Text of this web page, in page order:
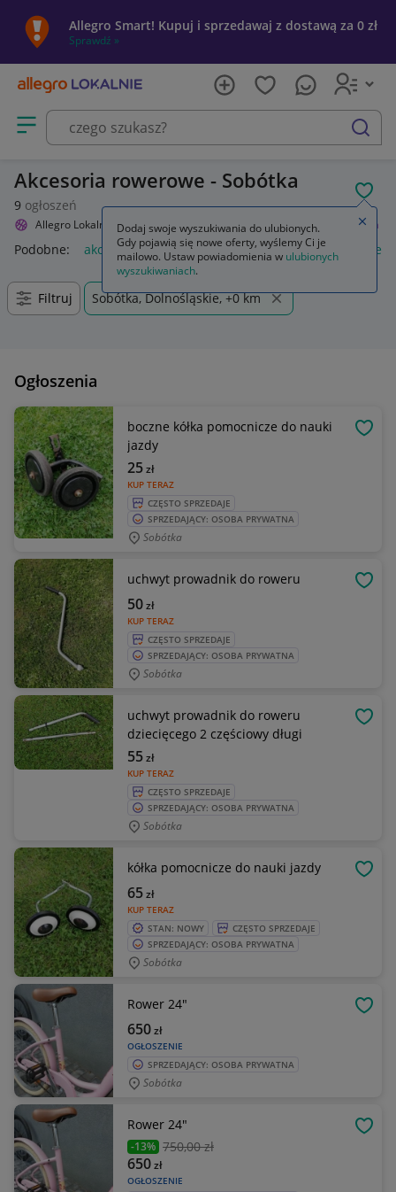
Allegro Smart! Kupuj i sprzedawaj z dostawą za 0 zł
Sprawdź »
Otwórz menu z kategoriami
szukaj
Akcesoria rowerowe - Sobótka
9 ogłoszeń
Allegro Lokalnie Sport i turystyka Rowery i akcesoria Akcesoria
Podobne: akcesoria akcesoria wędkarskie akcesoria
Filtruj Sobótka, Dolnośląskie, +0 km
Ogłoszenia
boczne kółka pomocnicze do nauki
jazdy
KUP TERAZ
25zł
CZĘSTO SPRZEDAJE
SPRZEDAJĄCY: OSOBA PRYWATNA
Sobótka
uchwyt prowadnik do roweru
KUP TERAZ
50zł
CZĘSTO SPRZEDAJE
SPRZEDAJĄCY: OSOBA PRYWATNA
Sobótka
uchwyt prowadnik do roweru
dziecięcego 2 częściowy długi
KUP TERAZ
55zł
CZĘSTO SPRZEDAJE
SPRZEDAJĄCY: OSOBA PRYWATNA
Sobótka
kółka pomocnicze do nauki jazdy
KUP TERAZ
65zł
STAN: NOWY
CZĘSTO SPRZEDAJE
SPRZEDAJĄCY: OSOBA PRYWATNA
Sobótka
Rower 24"
OGŁOSZENIE
650zł
SPRZEDAJĄCY: OSOBA PRYWATNA
Sobótka
Rower 24"
-13% 750,00 zł
OGŁOSZENIE
650zł
Dodaj swoje wyszukiwania do ulubionych.
Gdy pojawią się nowe oferty, wyślemy Ci je
mailowo. Ustaw powiadomienia w ulubionych
wyszukiwaniach.